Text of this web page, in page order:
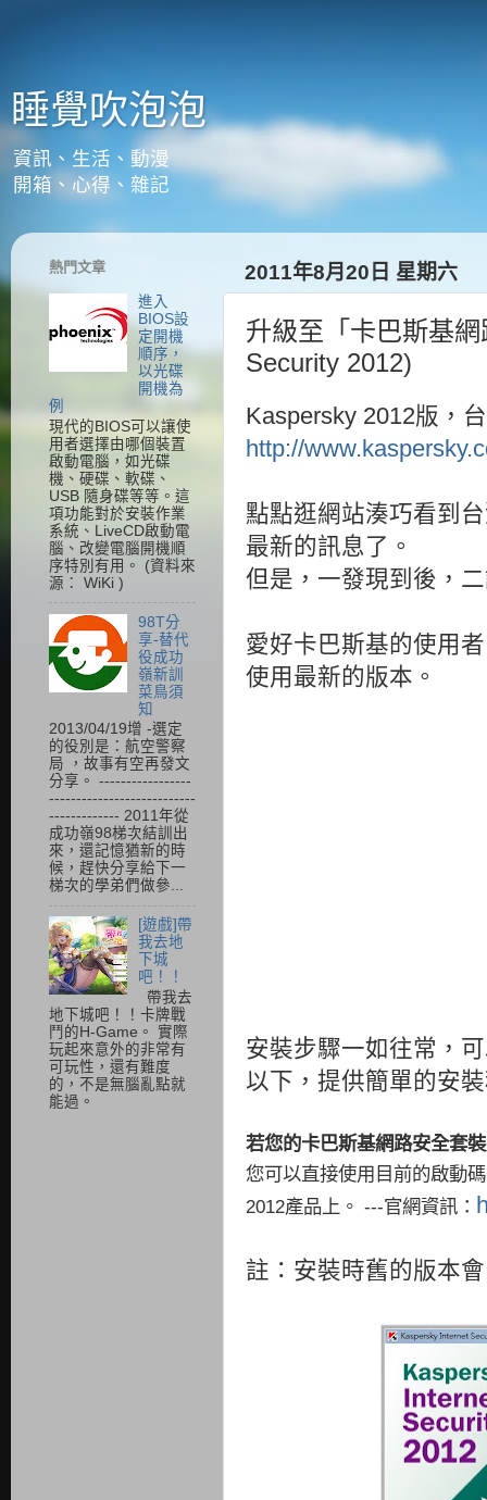
睡覺吹泡泡
資訊、生活、動漫
開箱、心得、雜記
2011年8月20日 星期六
升級至「卡巴斯基
Security 2012)
Kaspersky 2012版，
http://
點點逛網站湊巧看到
最新的訊息了。
但是，一發現到後，
愛好卡巴斯基的使用
使用最新的版本。
安裝步驟一如往常，
以下，提供簡單的安
若您的卡巴斯基網路安全套
您可以直接使用目前的啟動
2012產品上。 ---官網資訊：
註：安裝時舊的版本
熱門文章
進入
BIOS設
定開機
順序，
以光碟
開機為
例
現代的BIOS可以讓使
用者選擇由哪個裝置
啟動電腦，如光碟
機、硬碟、軟碟、
USB 隨身碟等等。這
項功能對於安裝作業
系統、LiveCD啟動電
腦、改變電腦開機順
序特別有用。 (資料來
源： WiKi )
98T分
享-替代
役成功
嶺新訓
菜鳥須
知
2013/04/19增 -選定
的役別是：航空警察
局 ，故事有空再發文
分享。 -----------------
---------------------------
------------- 2011年從
成功嶺98梯次結訓出
來，還記憶猶新的時
候，趕快分享給下一
梯次的學弟們做參...
[遊戲]帶
我去地
下城
吧！！
帶我去
地下城吧！！卡牌戰
鬥的H-Game。 實際
玩起來意外的非常有
可玩性，還有難度
的，不是無腦亂點就
能過。